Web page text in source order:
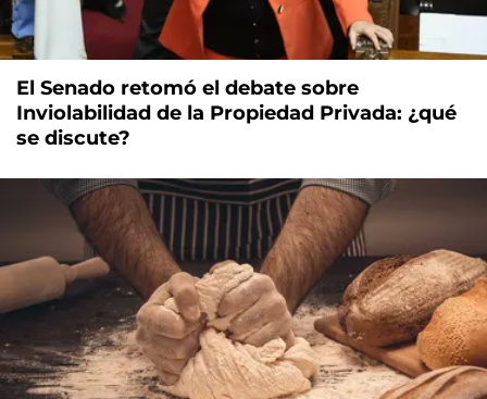
El Senado retomó el debate sobre
Inviolabilidad de la Propiedad Privada: ¿qué
se discute?